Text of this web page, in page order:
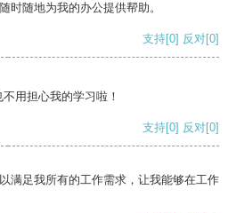
时随地为我的办公提供帮助。
支持[0] 反对[0]
用担心我的学习啦！
支持[0] 反对[0]
满足我所有的工作需求，让我能够在工作